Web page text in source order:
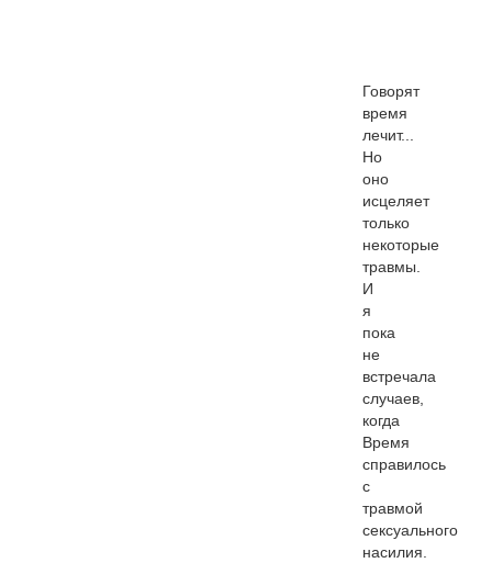
Говорят
время
лечит...
Но
оно
исцеляет
только
некоторые
травмы.
И
я
пока
не
встречала
случаев,
когда
Время
справилось
с
травмой
сексуального
насилия.